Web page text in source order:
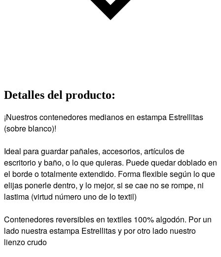
Detalles del producto:
¡Nuestros contenedores medianos en estampa Estrellitas
(sobre blanco)!
Ideal para guardar pañales, accesorios, artículos de
escritorio y baño, o lo que quieras. Puede quedar doblado en
el borde o totalmente extendido. Forma flexible según lo que
elijas ponerle dentro, y lo mejor, si se cae no se rompe, ni
lastima (virtud número uno de lo textil)
Contenedores reversibles en textiles 100% algodón. Por un
lado nuestra estampa Estrellitas y por otro lado nuestro
lienzo crudo